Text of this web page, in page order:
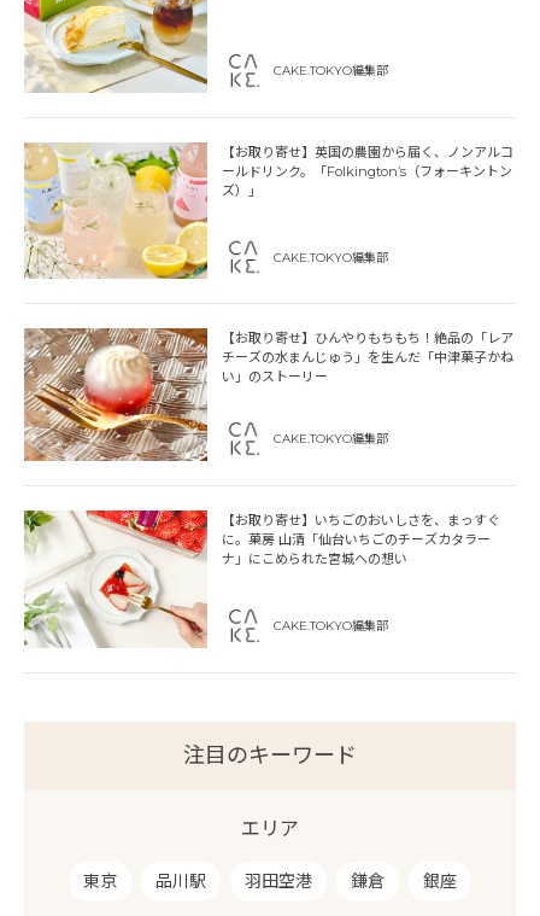
CAKE.TOKYO編集部
【お取り寄せ】英国の農園から届く、ノンアルコ
ールドリンク。「Folkington’s（フォーキントン
ズ）」
CAKE.TOKYO編集部
【お取り寄せ】ひんやりもちもち！絶品の「レア
チーズの水まんじゅう」を生んだ「中津菓子かね
い」のストーリー
CAKE.TOKYO編集部
【お取り寄せ】いちごのおいしさを、まっすぐ
に。菓房 山清「仙台いちごのチーズカタラー
ナ」にこめられた宮城への想い
CAKE.TOKYO編集部
注目のキーワード
エリア
東京 品川駅 羽田空港 鎌倉 銀座